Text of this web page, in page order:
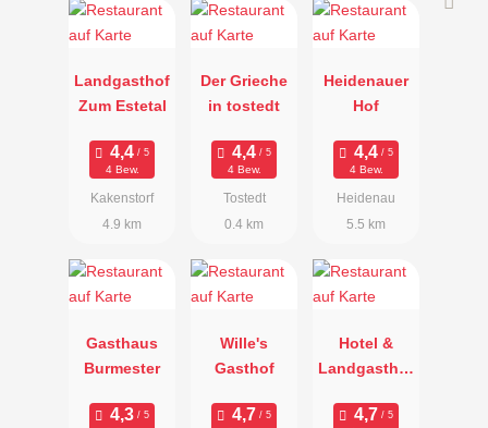
Landgasthof
Zum Estetal
4 Bew.
Kakenstorf
4.9 km
Der Grieche
in tostedt
4 Bew.
Tostedt
0.4 km
Heidenauer
Hof
4 Bew.
Heidenau
5.5 km
Gasthaus
Burmester
Wille's
Gasthof
Hotel &
Landgasthof